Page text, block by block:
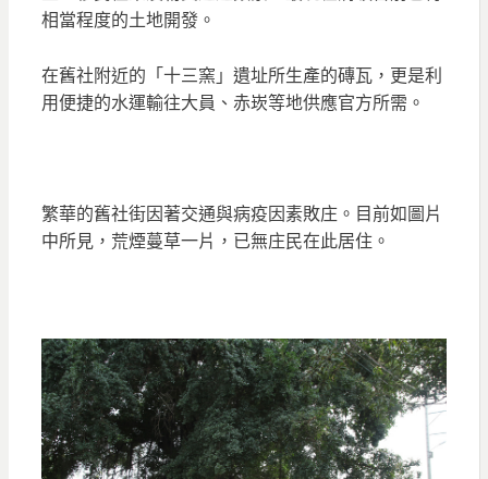
相當程度的土地開發。
在舊社附近的「十三窯」遺址所生產的磚瓦，更是利
用便捷的水運輸往大員、赤崁等地供應官方所需。
繁華的舊社街因著交通與病疫因素敗庄。目前如圖片
中所見，荒煙蔓草一片，已無庄民在此居住。